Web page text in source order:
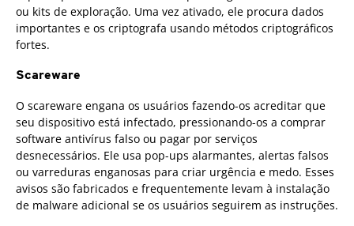
ou kits de exploração. Uma vez ativado, ele procura dados
importantes e os criptografa usando métodos criptográficos
fortes.
Scareware
O scareware engana os usuários fazendo-os acreditar que
seu dispositivo está infectado, pressionando-os a comprar
software antivírus falso ou pagar por serviços
desnecessários. Ele usa pop-ups alarmantes, alertas falsos
ou varreduras enganosas para criar urgência e medo. Esses
avisos são fabricados e frequentemente levam à instalação
de malware adicional se os usuários seguirem as instruções.